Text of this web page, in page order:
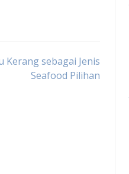
Kerang sebagai Jenis
Seafood Pilihan